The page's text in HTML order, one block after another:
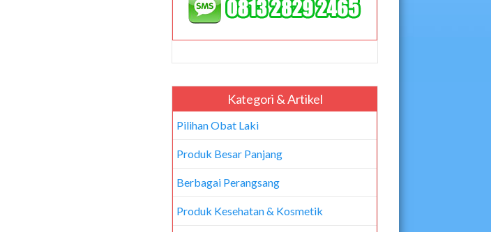
Kategori & Artikel
Pilihan Obat Laki
Produk Besar Panjang
Berbagai Perangsang
Produk Kesehatan & Kosmetik